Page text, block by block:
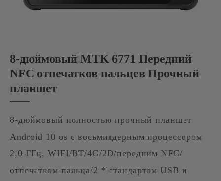
8-дюймовый MTK 6771 Передний
NFC отпечатков пальцев Прочный
планшет
8-дюймовый полностью прочный планшет
Android 10 os с восьмиядерным процессором
2,0 ГГц, WIFI/BT/4G/2D/передним NFC/
отпечатком пальца/2 * стандартом USB и